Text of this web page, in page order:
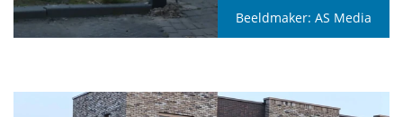
Beeldmaker: AS Media